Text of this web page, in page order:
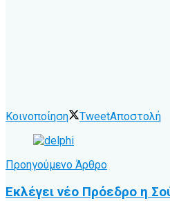
Κοινοποίηση TweetΑποστολή
Προηγούμενο Άρθρο
Εκλέγει νέο Πρόεδρο η